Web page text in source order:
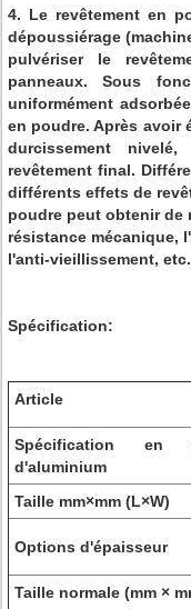
4. Le revêtement en
dépoussiérage
pulvériser le
panneaux. Sous
uniformément
en poudre. Après avoir
durcissement
revêtement final.
différents effets de
poudre peut obtenir de
résistance mécanique,
l'anti-vieillissement, etc.
Spécification:
Article
Spécification en
d'aluminium
Taille mm×mm (L×W)
Options d'épaisseur
Taille normale (mm ×